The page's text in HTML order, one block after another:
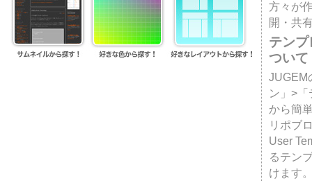
方々が
開・共
テン
ついて
JUGEM
ン」>
から簡
リポブ
User
るテン
けます